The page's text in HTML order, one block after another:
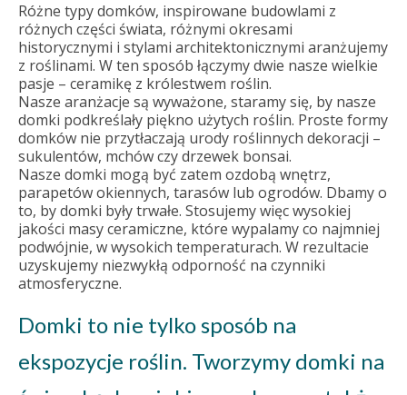
Różne typy domków, inspirowane budowlami z
różnych części świata, różnymi okresami
historycznymi i stylami architektonicznymi aranżujemy
z roślinami. W ten sposób łączymy dwie nasze wielkie
pasje – ceramikę z królestwem roślin.
Nasze aranżacje są wyważone, staramy się, by nasze
domki podkreślały piękno użytych roślin. Proste formy
domków nie przytłaczają urody roślinnych dekoracji –
sukulentów, mchów czy drzewek bonsai.
Nasze domki mogą być zatem ozdobą wnętrz,
parapetów okiennych, tarasów lub ogrodów. Dbamy o
to, by domki były trwałe. Stosujemy więc wysokiej
jakości masy ceramiczne, które wypalamy co najmniej
podwójnie, w wysokich temperaturach. W rezultacie
uzyskujemy niezwykłą odporność na czynniki
atmosferyczne.
Domki to nie tylko sposób na
ekspozycje roślin. Tworzymy domki na